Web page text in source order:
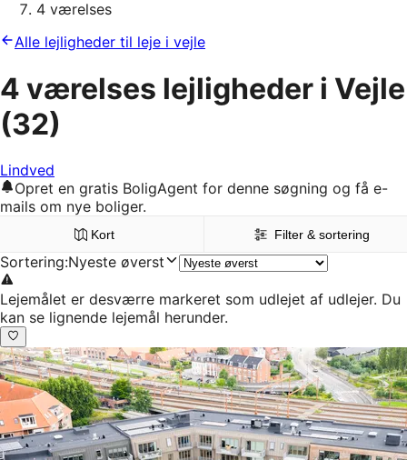
4 værelses
Alle lejligheder til leje i vejle
4 værelses lejligheder i Vejle
(32)
Lindved
Opret en gratis BoligAgent for denne søgning og få e-
mails om nye boliger.
Kort Filter & sortering
Sortering:Nyeste øverst
Lejemålet er desværre markeret som udlejet af udlejer. Du
kan se lignende lejemål herunder.